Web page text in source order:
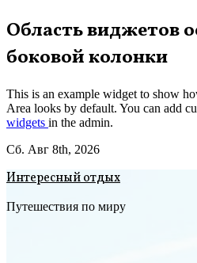
Перейти
к
содержимому
Область виджетов
боковой колонки
This is an example widget to show
Area looks by default. You can add
widgets in the admin.
Сб. Авг 8th, 2026
Интересный отдых
Путешествия по миру